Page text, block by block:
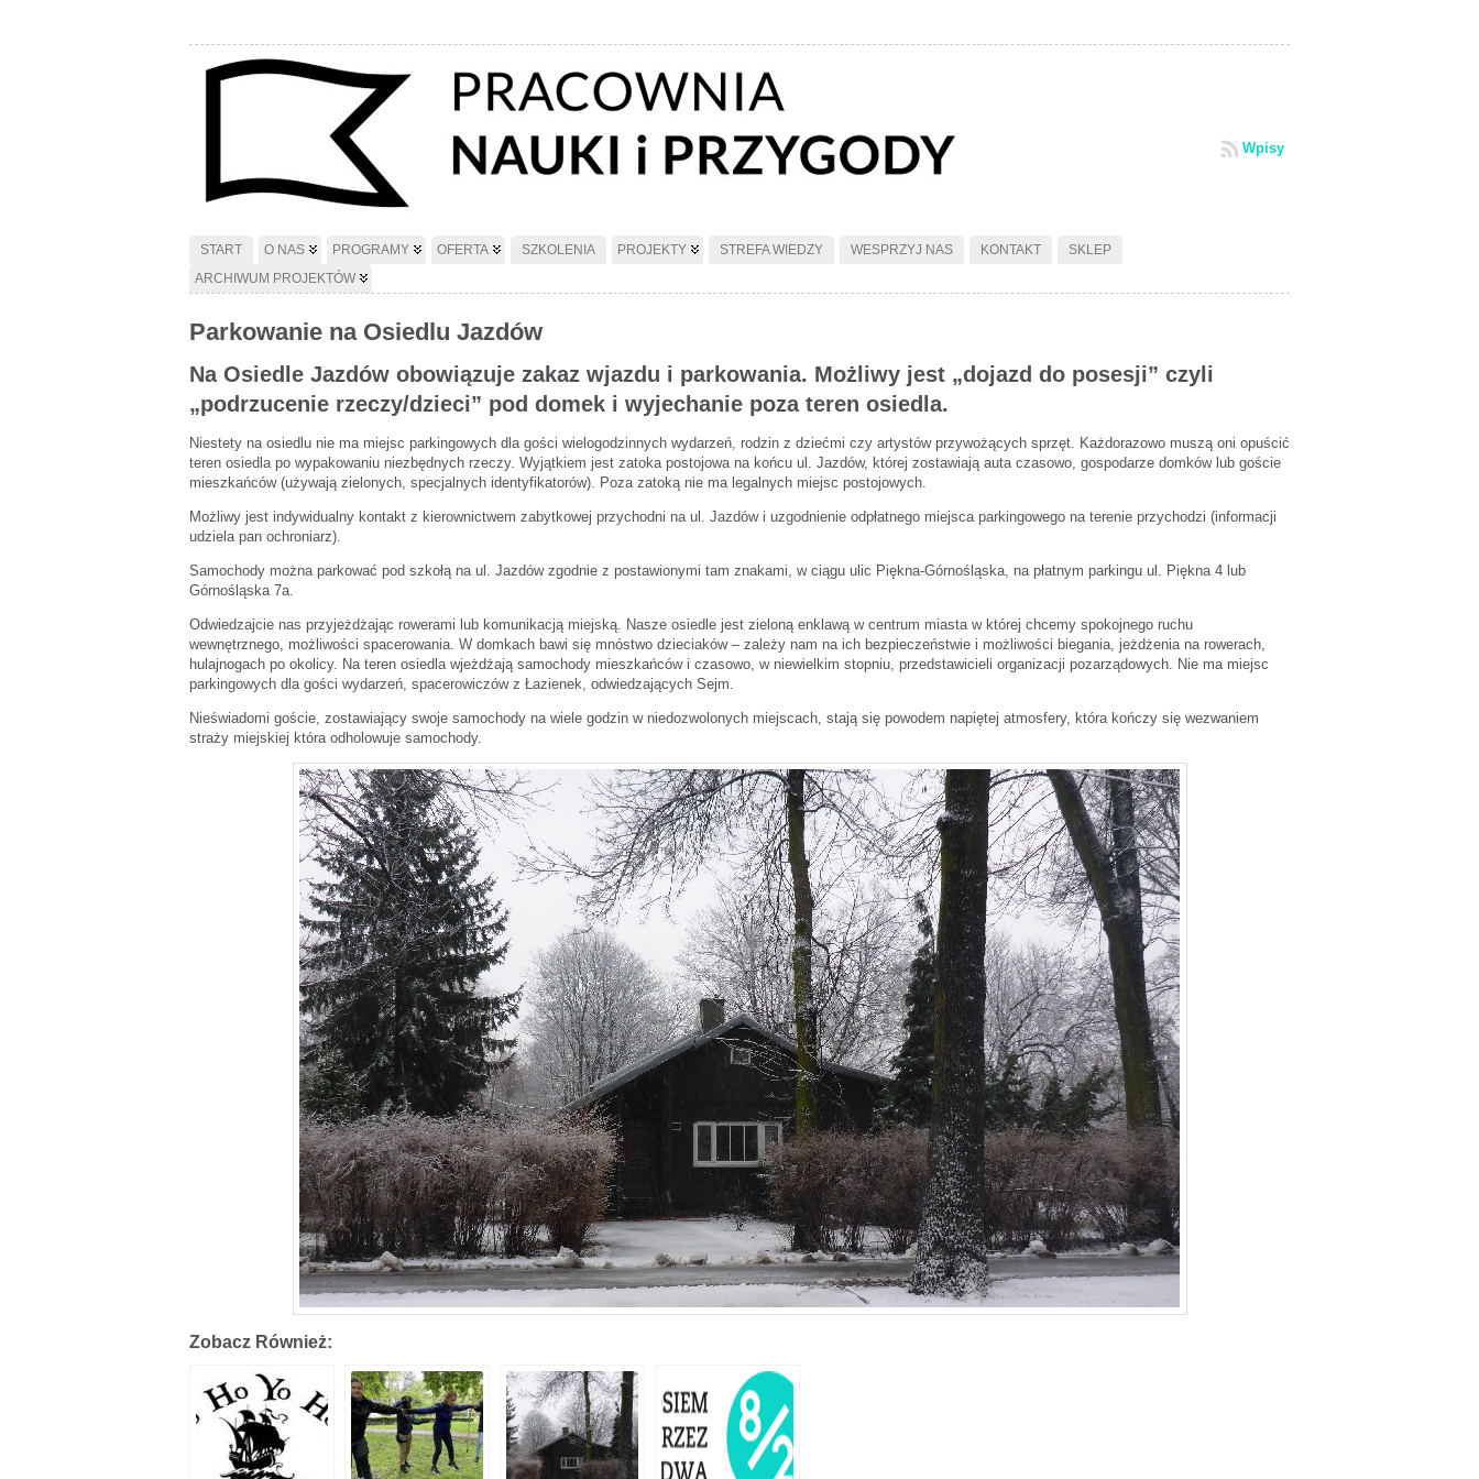
Wpisy
START O NAS PROGRAMY OFERTA SZKOLENIA PROJEKTY STREFA WIEDZY WESPRZYJ NAS KONTAKT
SKLEP
ARCHIWUM PROJEKTÓW
Parkowanie na Osiedlu Jazdów
Na Osiedle Jazdów obowiązuje zakaz wjazdu i parkowania. Możliwy jest „dojazd do posesji” czyli
„podrzucenie rzeczy/dzieci” pod domek i wyjechanie poza teren osiedla.
Niestety na osiedlu nie ma miejsc parkingowych dla gości wielogodzinnych wydarzeń, rodzin z dziećmi czy artystów przywożących sprzęt. Każdorazowo muszą oni opuścić
teren osiedla po wypakowaniu niezbędnych rzeczy. Wyjątkiem jest zatoka postojowa na końcu ul. Jazdów, której zostawiają auta czasowo, gospodarze domków lub goście
mieszkańców (używają zielonych, specjalnych identyfikatorów). Poza zatoką nie ma legalnych miejsc postojowych.
Możliwy jest indywidualny kontakt z kierownictwem zabytkowej przychodni na ul. Jazdów i uzgodnienie odpłatnego miejsca parkingowego na terenie przychodzi (informacji
udziela pan ochroniarz).
Samochody można parkować pod szkołą na ul. Jazdów zgodnie z postawionymi tam znakami, w ciągu ulic Piękna-Górnośląska, na płatnym parkingu ul. Piękna 4 lub
Górnośląska 7a.
Odwiedzajcie nas przyjeżdżając rowerami lub komunikacją miejską. Nasze osiedle jest zieloną enklawą w centrum miasta w której chcemy spokojnego ruchu
wewnętrznego, możliwości spacerowania. W domkach bawi się mnóstwo dzieciaków – zależy nam na ich bezpieczeństwie i możliwości biegania, jeżdżenia na rowerach,
hulajnogach po okolicy. Na teren osiedla wjeżdżają samochody mieszkańców i czasowo, w niewielkim stopniu, przedstawicieli organizacji pozarządowych. Nie ma miejsc
parkingowych dla gości wydarzeń, spacerowiczów z Łazienek, odwiedzających Sejm.
Nieświadomi goście, zostawiający swoje samochody na wiele godzin w niedozwolonych miejscach, stają się powodem napiętej atmosfery, która kończy się wezwaniem
straży miejskiej która odholowuje samochody.
Zobacz Również: